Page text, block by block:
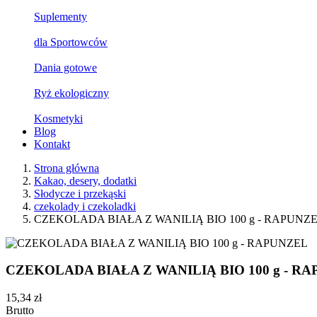
Suplementy
dla Sportowców
Dania gotowe
Ryż ekologiczny
Kosmetyki
Blog
Kontakt
Strona główna
Kakao, desery, dodatki
Słodycze i przekąski
czekolady i czekoladki
CZEKOLADA BIAŁA Z WANILIĄ BIO 100 g -
CZEKOLADA BIAŁA Z WANILIĄ BIO 100 g -
15,34 zł
Brutto